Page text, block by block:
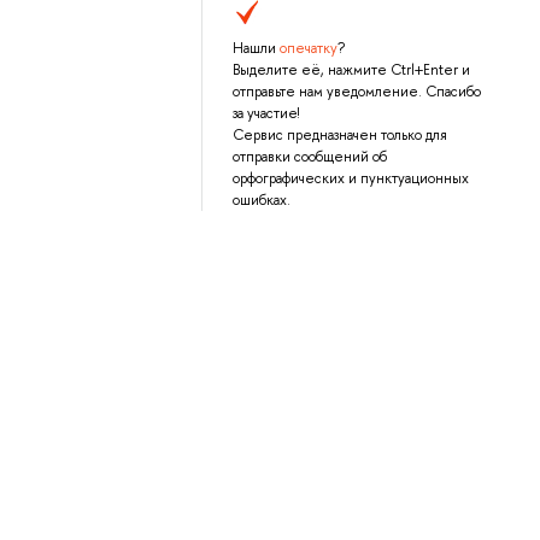
Нашли опечатку?
Выделите её, нажмите Ctrl+Enter и
отправьте нам уведомление. Спасибо
за участие!
Сервис предназначен только для
отправки сообщений об
орфографических и пунктуационных
ошибках.